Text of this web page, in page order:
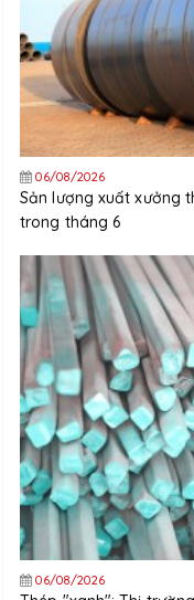
06/08/2026
Sản lượng xuất xưởng
trong tháng 6
06/08/2026